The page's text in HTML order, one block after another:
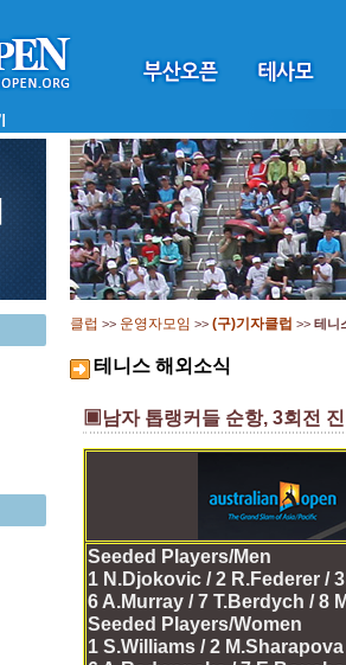
클럽 >> 운영자모임 >> (구)기자클럽 >> 테니
테니스 해외소식
▣남자 톱랭커들 순항, 3회전
Seeded Players/Men
1 N.Djokovic / 2 R.Federer /
6 A.Murray / 7 T.Berdych / 8
Seeded Players/Women
1 S.Williams / 2